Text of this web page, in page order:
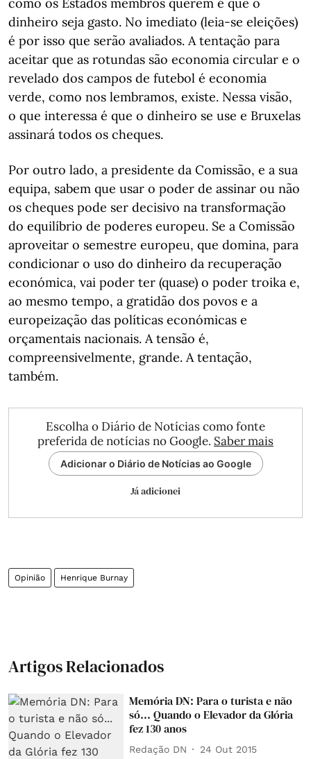
dinheiro seja gasto. No imediato (leia-se eleições)
é por isso que serão avaliados. A tentação para
aceitar que as rotundas são economia circular e o
revelado dos campos de futebol é economia
verde, como nos lembramos, existe. Nessa visão,
o que interessa é que o dinheiro se use e Bruxelas
assinará todos os cheques.
Por outro lado, a presidente da Comissão, e a sua
equipa, sabem que usar o poder de assinar ou não
os cheques pode ser decisivo na transformação
do equilíbrio de poderes europeu. Se a Comissão
aproveitar o semestre europeu, que domina, para
condicionar o uso do dinheiro da recuperação
económica, vai poder ter (quase) o poder troika e,
ao mesmo tempo, a gratidão dos povos e a
europeização das políticas económicas e
orçamentais nacionais. A tensão é,
compreensivelmente, grande. A tentação,
também.
Escolha o Diário de Notícias como fonte
preferida de notícias no Google. Saber mais
Adicionar o Diário de Notícias ao Google
Já adicionei
Opinião Henrique Burnay
Artigos Relacionados
Memória DN: Para o turista e não
só... Quando o Elevador da Glória
fez 130 anos
Redação DN 24 Out 2015